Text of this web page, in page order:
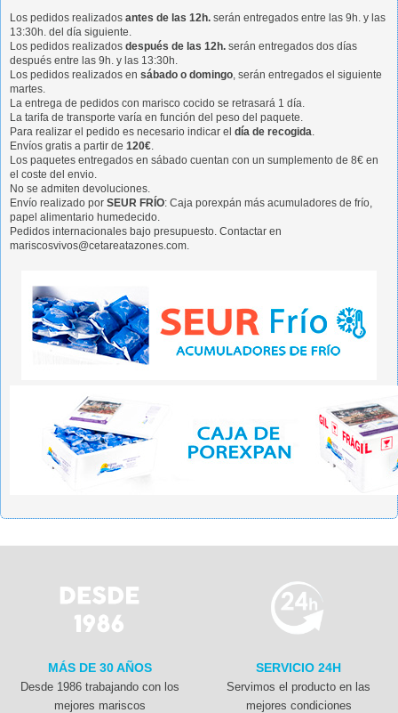
Los pedidos realizados antes de las 12h. serán entregados entre las 9h. y las
13:30h. del día siguiente.
Los pedidos realizados después de las 12h. serán entregados dos días
después entre las 9h. y las 13:30h.
Los pedidos realizados en sábado o domingo, serán entregados el siguiente
martes.
La entrega de pedidos con marisco cocido se retrasará 1 día.
La tarifa de transporte varía en función del peso del paquete.
Para realizar el pedido es necesario indicar el día de recogida.
Envíos gratis a partir de 120€.
Los paquetes entregados en sábado cuentan con un sumplemento de 8€ en
el coste del envio.
No se admiten devoluciones.
Envío realizado por SEUR FRÍO: Caja porexpán más acumuladores de frío,
papel alimentario humedecido.
Pedidos internacionales bajo presupuesto. Contactar en
mariscosvivos@cetareatazones.com.
MÁS DE 30 AÑOS
Desde 1986 trabajando con los
mejores mariscos
SERVICIO 24H
Servimos el producto en las
mejores condiciones